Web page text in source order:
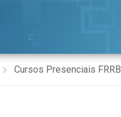
Cursos Presenciais FRRB